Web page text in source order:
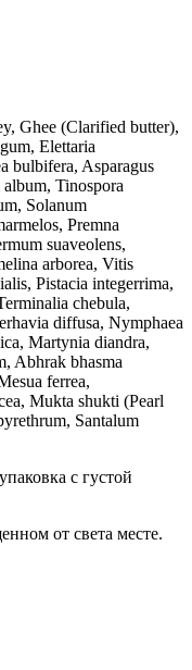
Ghee (Clarified butter),
Elettaria
bulbifera, Asparagus
Tinospora
Solanum
Premna
suaveolens,
arborea, Vitis
Pistacia integerrima,
chebula,
diffusa, Nymphaea
Martynia diandra,
Abhrak bhasma
ferrea,
Mukta shukti (Pearl
Santalum
с густой
от света месте.